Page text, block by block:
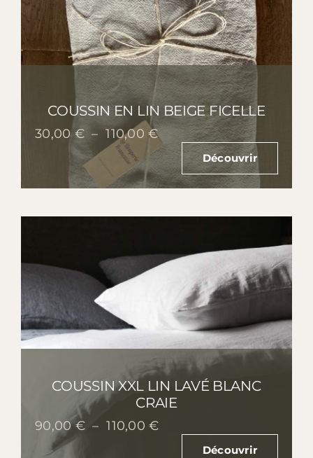
COUSSIN EN LIN BEIGE FICELLE
30,00€ – 110,00€Plage
de
prix :
30,00 €
110,00 €
Découvrir
COUSSIN XXL LIN LAVÉ BLANC
CRAIE
90,00€ – 110,00€Plage
Découvrir